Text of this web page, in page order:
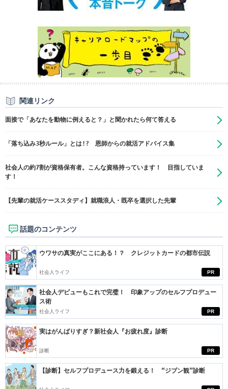
関連リンク
面接で「あなたを動物に例えると？」と聞かれたら何て答える
「落ち込み3秒ルール」とは!? 恩師からの就活アドバイス集
社会人の約7割が資格保有者。こんな資格持っています！ 目指していま
す！
【先輩の就活ケーススタディ】就職浪人・既卒を選択した先輩
話題のコンテンツ
PR
ウワサの真実がここにある！？ クレジットカードの都市伝説
社会人ライフ
PR
社会人デビューもこれで完璧！ 印象アップのセルフプロデュー
ス術
社会人ライフ
PR
実はがんばりすぎ？新社会人『お疲れ度』診断
診断
【診断】セルフプロデュース力を鍛える！ “ジブン観”診断